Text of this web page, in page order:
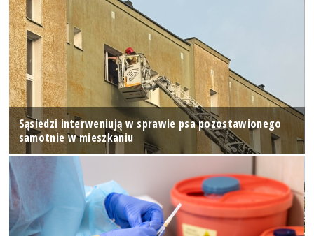
Sąsiedzi interweniują w sprawie psa pozostawionego
samotnie w mieszkaniu